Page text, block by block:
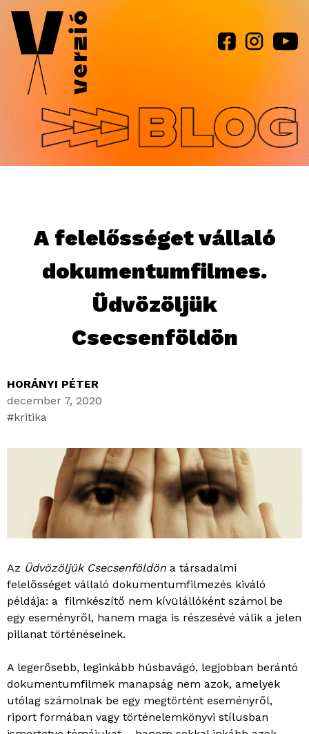
Jump to navigation
A felelősséget vállaló
dokumentumfilmes.
Üdvözöljük
Csecsenföldön
HORÁNYI PÉTER
december 7, 2020
kritika
Az Üdvözöljük Csecsenföldön a társadalmi
felelősséget vállaló dokumentumfilmezés kiváló
példája: a filmkészítő nem kívülállóként számol be
egy eseményről, hanem maga is részesévé válik a jelen
pillanat történéseinek.
A legerősebb, leginkább húsbavágó, legjobban berántó
dokumentumfilmek manapság nem azok, amelyek
utólag számolnak be egy megtörtént eseményről,
riport formában vagy történelemkönyvi stílusban